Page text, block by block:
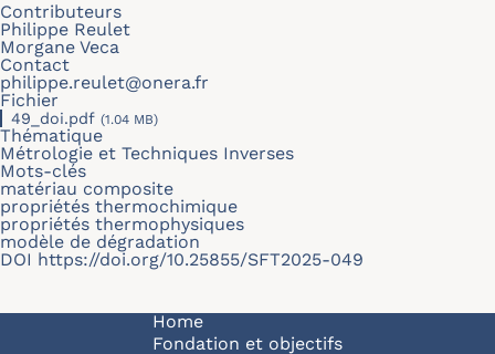
Contributeurs
Philippe Reulet
Morgane Veca
Contact
philippe.reulet@onera.fr
Fichier
49_doi.pdf (1.04 MB)
Thématique
Métrologie et Techniques Inverses
Mots-clés
matériau composite
propriétés thermochimique
propriétés thermophysiques
modèle de dégradation
DOI https://doi.org/10.25855/SFT2025-049
Navigation principale
Home
Fondation et objectifs